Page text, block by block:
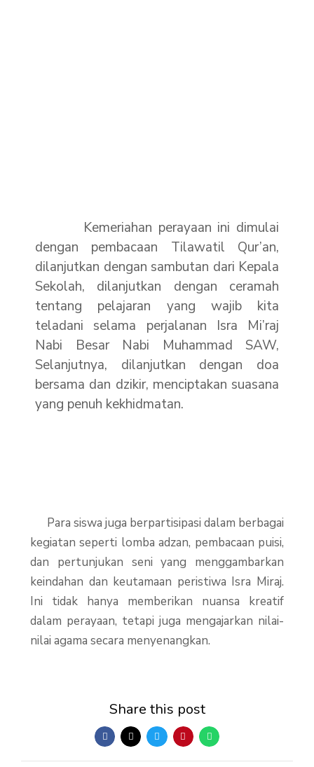
Kemeriahan perayaan ini dimulai
dengan pembacaan Tilawatil Qur’an,
dilanjutkan dengan sambutan dari Kepala
Sekolah, dilanjutkan dengan ceramah
tentang pelajaran yang wajib kita
teladani selama perjalanan Isra Mi’raj
Nabi Besar Nabi Muhammad SAW,
Selanjutnya, dilanjutkan dengan doa
bersama dan dzikir, menciptakan suasana
yang penuh kekhidmatan.
Para siswa juga berpartisipasi dalam berbagai
kegiatan seperti lomba adzan, pembacaan puisi,
dan pertunjukan seni yang menggambarkan
keindahan dan keutamaan peristiwa Isra Miraj.
Ini tidak hanya memberikan nuansa kreatif
dalam perayaan, tetapi juga mengajarkan nilai-
nilai agama secara menyenangkan.
Share this post